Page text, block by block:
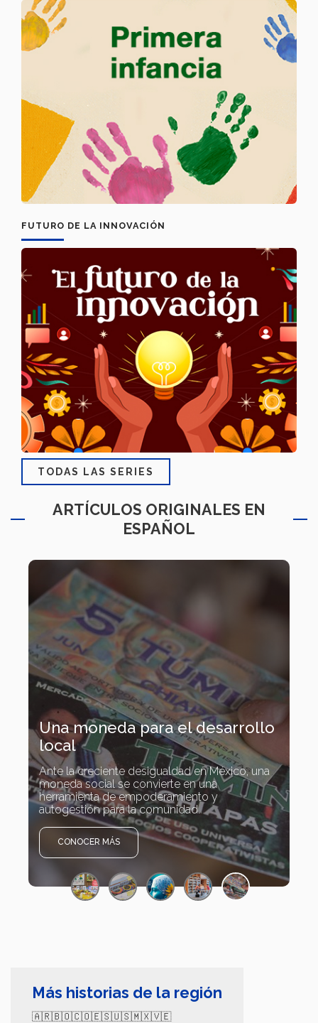
FUTURO DE LA INNOVACIÓN
TODAS LAS SERIES
ARTÍCULOS ORIGINALES EN
ESPAÑOL
Una moneda para el desarrollo
local
Ante la creciente desigualdad en México, una
moneda social se convierte en una
herramienta de empoderamiento y
autogestión para la comunidad.
CONOCER MÁS
Más historias de la región
🇦🇷🇧🇴🇨🇴🇪🇸🇺🇸🇲🇽🇻🇪